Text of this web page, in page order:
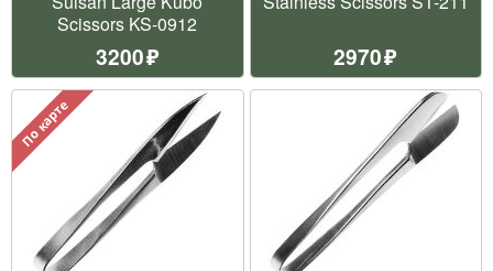
Scissors KS-0912
3200 2970
По карте